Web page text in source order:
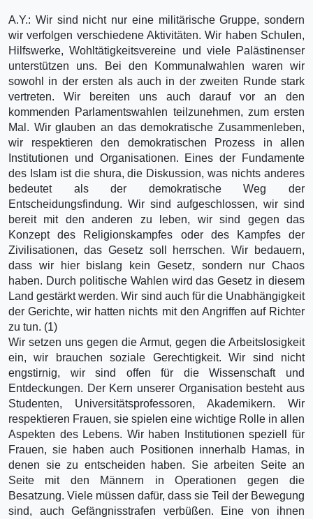
A.Y.: Wir sind nicht nur eine militärische Gruppe, sondern
wir verfolgen verschiedene Aktivitäten. Wir haben Schulen,
Hilfswerke, Wohltätigkeitsvereine und viele Palästinenser
unterstützen uns. Bei den Kommunalwahlen waren wir
sowohl in der ersten als auch in der zweiten Runde stark
vertreten. Wir bereiten uns auch darauf vor an den
kommenden Parlamentswahlen teilzunehmen, zum ersten
Mal. Wir glauben an das demokratische Zusammenleben,
wir respektieren den demokratischen Prozess in allen
Institutionen und Organisationen. Eines der Fundamente
des Islam ist die shura, die Diskussion, was nichts anderes
bedeutet als der demokratische Weg der
Entscheidungsfindung. Wir sind aufgeschlossen, wir sind
bereit mit den anderen zu leben, wir sind gegen das
Konzept des Religionskampfes oder des Kampfes der
Zivilisationen, das Gesetz soll herrschen. Wir bedauern,
dass wir hier bislang kein Gesetz, sondern nur Chaos
haben. Durch politische Wahlen wird das Gesetz in diesem
Land gestärkt werden. Wir sind auch für die Unabhängigkeit
der Gerichte, wir hatten nichts mit den Angriffen auf Richter
zu tun. (1)
Wir setzen uns gegen die Armut, gegen die Arbeitslosigkeit
ein, wir brauchen soziale Gerechtigkeit. Wir sind nicht
engstirnig, wir sind offen für die Wissenschaft und
Entdeckungen. Der Kern unserer Organisation besteht aus
Studenten, Universitätsprofessoren, Akademikern. Wir
respektieren Frauen, sie spielen eine wichtige Rolle in allen
Aspekten des Lebens. Wir haben Institutionen speziell für
Frauen, sie haben auch Positionen innerhalb Hamas, in
denen sie zu entscheiden haben. Sie arbeiten Seite an
Seite mit den Männern in Operationen gegen die
Besatzung. Viele müssen dafür, dass sie Teil der Bewegung
sind, auch Gefängnisstrafen verbüßen. Eine von ihnen